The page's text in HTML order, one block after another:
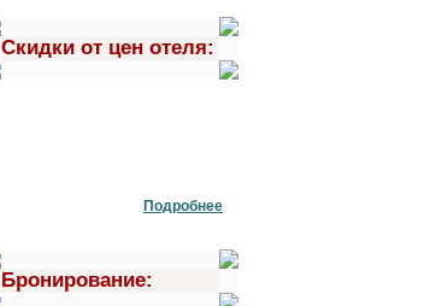
Скидки от цен отеля:
Подробнее
Бронирование: